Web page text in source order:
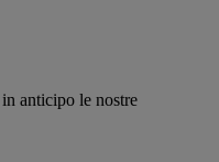
anticipo le nostre